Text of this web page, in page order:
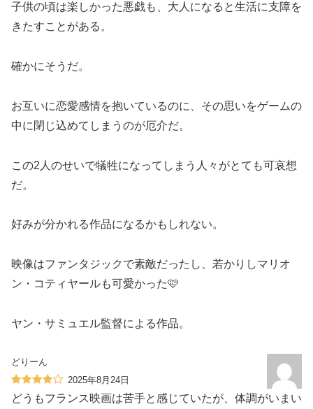
子供の頃は楽しかった悪戯も、大人になると生活に支障を
きたすことがある。
確かにそうだ。
お互いに恋愛感情を抱いているのに、その思いをゲームの
中に閉じ込めてしまうのが厄介だ。
この2人のせいで犠牲になってしまう人々がとても可哀想
だ。
好みが分かれる作品になるかもしれない。
映像はファンタジックで素敵だったし、若かりしマリオ
ン・コティヤールも可愛かった🩷
ヤン・サミュエル監督による作品。
どりーん
2025年8月24日
どうもフランス映画は苦手と感じていたが、体調がいまい